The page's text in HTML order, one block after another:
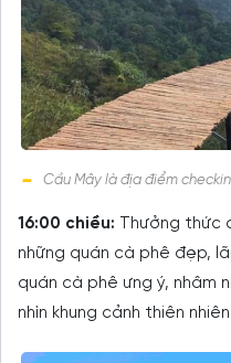
Cầu Mây là địa điểm
16:00 chiều: Thưởng thức
những quán cà phê đẹp,
quán cà phê ưng ý, nhâm
nhìn khung cảnh thiên